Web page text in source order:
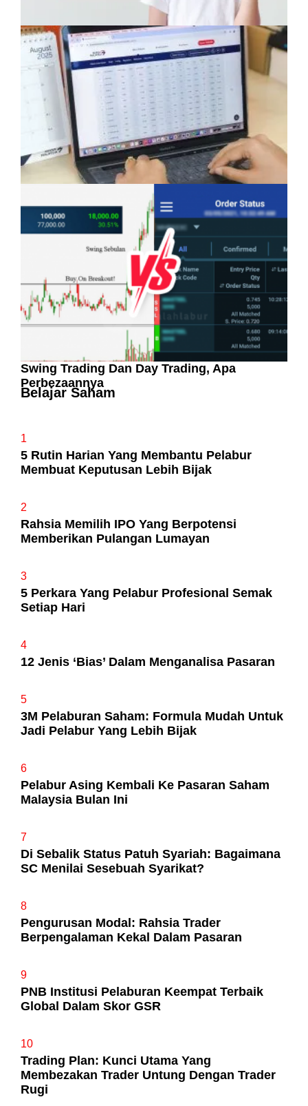
Anak Mampu Menguasai Dua atau Tiga
Bahasa: Kelebihan Yang Semakin Dicari
Pelaburan Saham Bukan Untuk Mereka Yang
Suka ‘Stress’
Swing Trading Dan Day Trading, Apa
Perbezaannya
Belajar Saham
1
5 Rutin Harian Yang Membantu Pelabur
Membuat Keputusan Lebih Bijak
2
Rahsia Memilih IPO Yang Berpotensi
Memberikan Pulangan Lumayan
3
5 Perkara Yang Pelabur Profesional Semak
Setiap Hari
4
12 Jenis ‘Bias’ Dalam Menganalisa Pasaran
5
3M Pelaburan Saham: Formula Mudah Untuk
Jadi Pelabur Yang Lebih Bijak
6
Pelabur Asing Kembali Ke Pasaran Saham
Malaysia Bulan Ini
7
Di Sebalik Status Patuh Syariah: Bagaimana
SC Menilai Sesebuah Syarikat?
8
Pengurusan Modal: Rahsia Trader
Berpengalaman Kekal Dalam Pasaran
9
PNB Institusi Pelaburan Keempat Terbaik
Global Dalam Skor GSR
10
Trading Plan: Kunci Utama Yang
Membezakan Trader Untung Dengan Trader
Rugi